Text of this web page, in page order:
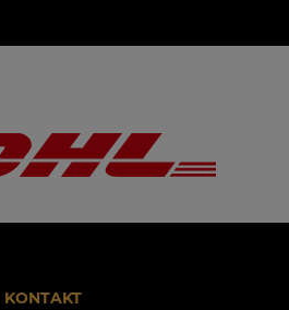
KONTAKT